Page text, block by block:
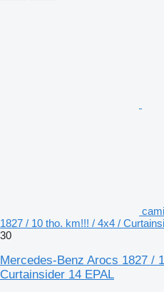
1827 / 10 tho. km!!! / 4x4 /
30
Mercedes-Benz Arocs 1827 /
Curtainsider 14 EPAL